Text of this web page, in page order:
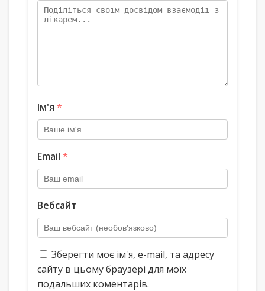
Ім'я *
Email *
Вебсайт
Зберегти моє ім'я, e-mail, та адресу
сайту в цьому браузері для моїх
подальших коментарів.